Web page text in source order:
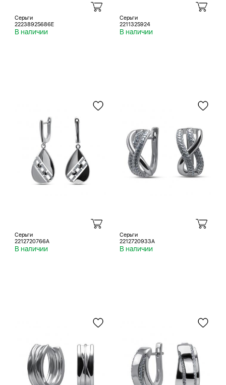
Серьги
22238925686E
В наличии
Серьги
2211325924
В наличии
Серьги
2212720766A
В наличии
Серьги
2212720933A
В наличии